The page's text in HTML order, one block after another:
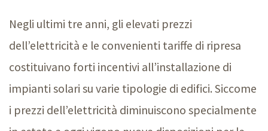
Negli ultimi tre anni, gli elevati prezzi
dell’elettricità e le convenienti tariffe di ripresa
costituivano forti incentivi all’installazione di
impianti solari su varie tipologie di edifici. Siccome
i prezzi dell’elettricità diminuiscono specialmente